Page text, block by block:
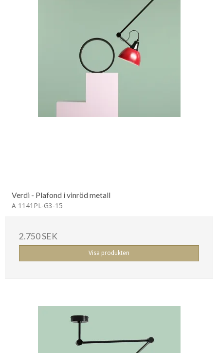
Verdi - Plafond i vinröd metall
A 1141PL-G3-15
2.750 SEK
Visa produkten